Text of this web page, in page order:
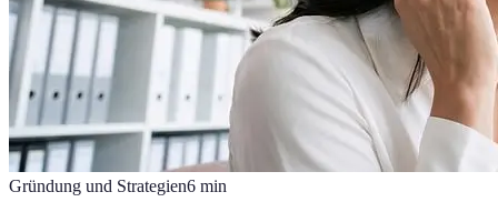
Gründung und Strategien6 min